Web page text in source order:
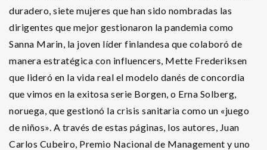
duradero, siete mujeres que han sido nombradas las
dirigentes que mejor gestionaron la pandemia como
Sanna Marin, la joven líder finlandesa que colaboró de
manera estratégica con influencers, Mette Frederiksen
que lideró en la vida real el modelo danés de concordia
que vimos en la exitosa serie Borgen, o Erna Solberg,
noruega, que gestionó la crisis sanitaria como un «juego
de niños». A través de estas páginas, los autores, Juan
Carlos Cubeiro, Premio Nacional de Management y uno